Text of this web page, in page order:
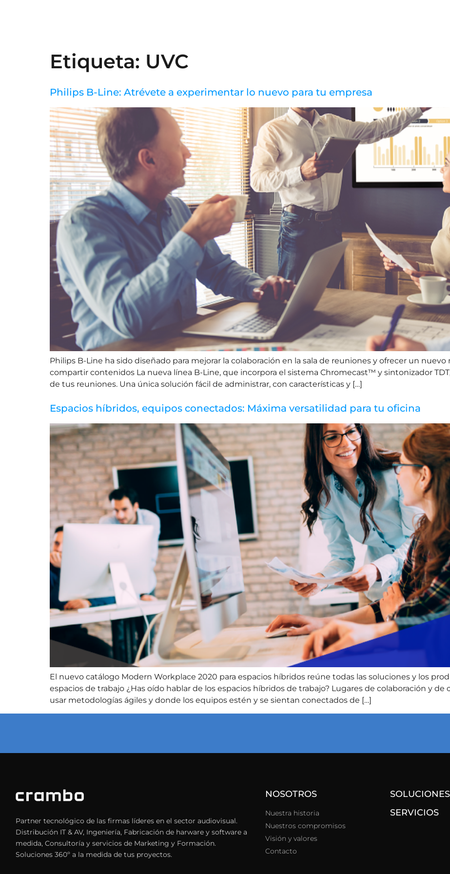
Etiqueta: UVC
Philips B-Line: Atrévete a experimentar lo nuevo para tu empresa
Philips B-Line ha sido diseñado para mejorar la colaboración en la sala de reuniones y ofrecer un
compartir contenidos La nueva línea B-Line, que incorpora el sistema Chromecast™ y sintonizador
de tus reuniones. Una única solución fácil de administrar, con características y […]
Espacios híbridos, equipos conectados: Máxima versatilidad para tu oficina
El nuevo catálogo Modern Workplace 2020 para espacios híbridos reúne todas las soluciones y los
espacios de trabajo ¿Has oído hablar de los espacios híbridos de trabajo? Lugares de colaboración y
usar metodologías ágiles y donde los equipos estén y se sientan conectados de […]
Partner tecnológico de las firmas líderes en el sector audiovisual.
Distribución IT & AV, Ingeniería, Fabricación de harware y software a
medida, Consultoría y servicios de Marketing y Formación.
Soluciones 360º a la medida de tus proyectos.
NOSOTROS
Nuestra historia
Nuestros compromisos
Visión y valores
Contacto
SOLUCIONES
SERVICIOS